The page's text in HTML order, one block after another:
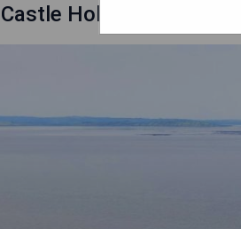
Holiday Cottages -